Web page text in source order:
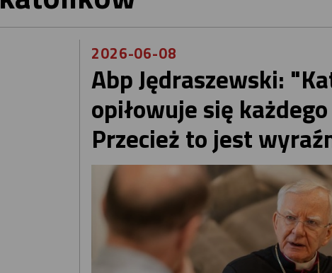
2026-06-08
Abp Jędraszewski:
opiłowuje się
Przecież to jest